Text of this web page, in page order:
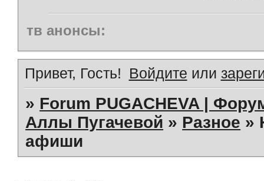
тв анонсы:
Привет, Гость! Войдите или
» Forum PUGACHEVA |
Аллы Пугачевой » Разное »
афиши